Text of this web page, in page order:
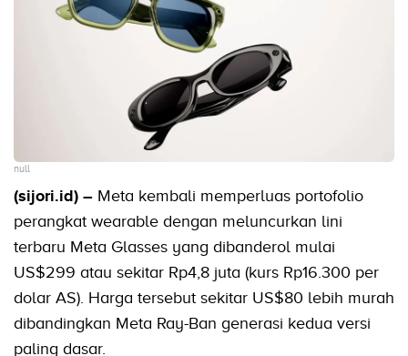
null
(sijori.id) – Meta kembali memperluas portofolio
perangkat wearable dengan meluncurkan lini
terbaru Meta Glasses yang dibanderol mulai
US$299 atau sekitar Rp4,8 juta (kurs Rp16.300 per
dolar AS). Harga tersebut sekitar US$80 lebih murah
dibandingkan Meta Ray-Ban generasi kedua versi
paling dasar.